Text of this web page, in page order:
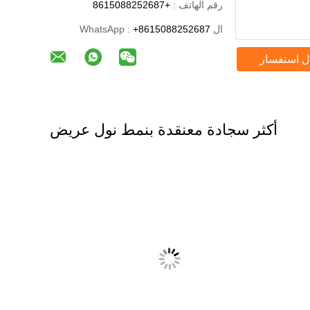
رقم الهاتف : +8615088252687
ال WhatsApp : +8615088252687
استفسار
أكثر سجادة معنقدة بنمط نول عريض